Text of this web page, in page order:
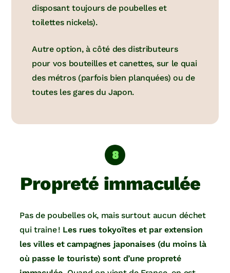
disposant toujours de poubelles et
toilettes nickels).
Autre option, à côté des distributeurs
pour vos bouteilles et canettes, sur le quai
des métros (parfois bien planquées) ou de
toutes les gares du Japon.
Propreté immaculée
Pas de poubelles ok, mais surtout aucun déchet
qui traine ! Les rues tokyoïtes et par extension
les villes et campagnes japonaises (du moins là
où passe le touriste) sont d’une propreté